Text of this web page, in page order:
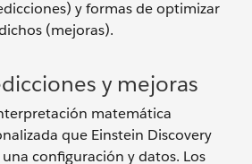
y formas de optimizar
(mejoras).
y mejoras
matemática
que Einstein Discovery
configuración y datos. Los